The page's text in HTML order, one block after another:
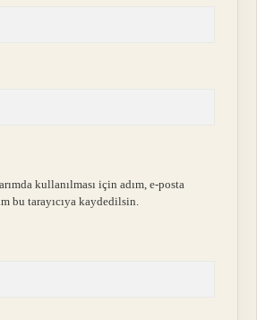
kullanılması için adım, e-posta
bu tarayıcıya kaydedilsin.